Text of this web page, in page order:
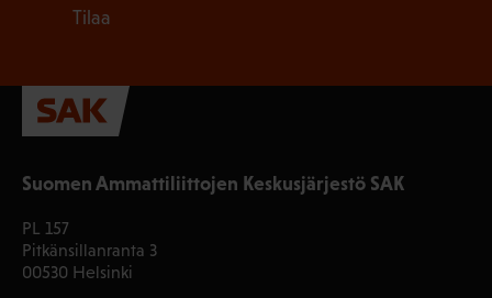
Suomen Ammattiliittojen Keskusjärjestö SAK
PL 157
Pitkänsillanranta 3
00530 Helsinki
Tilaa